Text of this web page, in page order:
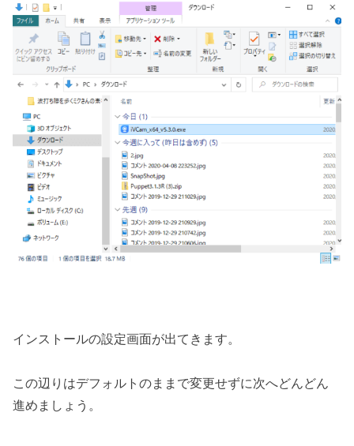
インストールの設定画面が出てきます。
この辺りはデフォルトのままで変更せずに次へどんどん
進めましょう。